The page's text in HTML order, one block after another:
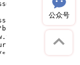
公众号